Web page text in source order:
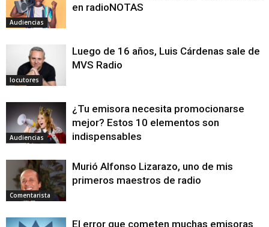
Audiencias
en radioNOTAS
locutores
Luego de 16 años, Luis Cárdenas sale de
MVS Radio
Audiencias
¿Tu emisora necesita promocionarse
mejor? Estos 10 elementos son
indispensables
Comentarista
Murió Alfonso Lizarazo, uno de mis
primeros maestros de radio
El error que cometen muchas emisoras